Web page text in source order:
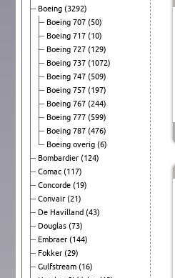
Boeing (3292)
Boeing 707 (50)
Boeing 717 (10)
Boeing 727 (129)
Boeing 737 (1072)
Boeing 747 (509)
Boeing 757 (197)
Boeing 767 (244)
Boeing 777 (599)
Boeing 787 (476)
Boeing overig (6)
Bombardier (124)
Comac (117)
Concorde (19)
Convair (21)
De Havilland (43)
Douglas (73)
Embraer (144)
Fokker (29)
Gulfstream (16)